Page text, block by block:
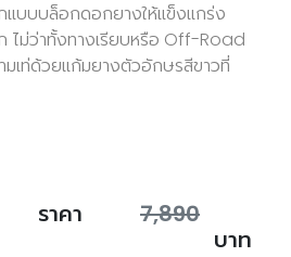
บบบล็อกดอกยางให้แข็งแกร่ง
ไม่ว่าทั้งทางเรียบหรือ Off-Road
เท่ด้วยแก้มยางตัวอักษรสีขาวที่
ราคา
7,890
บาท